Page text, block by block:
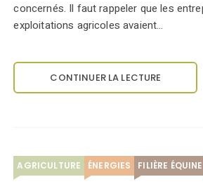
concernés. Il faut rappeler que les
exploitations agricoles avaient…
CONTINUER LA LECTURE
AGRICULTURE ÉNERGIES FILIÈRE ÉQUINE